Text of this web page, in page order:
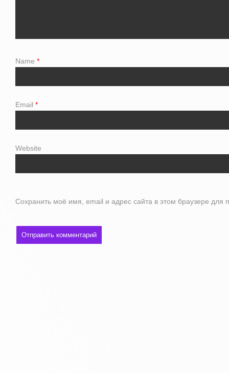
Name *
Email *
Website
Сохранить моё имя, email и адрес сайта в этом браузере